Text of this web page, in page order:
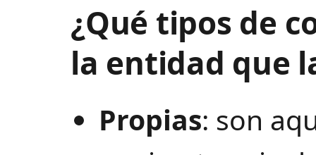
¿Qué tipos de
la entidad que
Propias: son